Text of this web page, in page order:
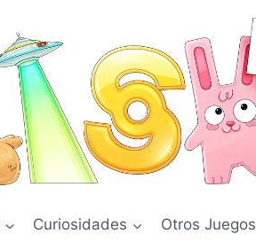
Curiosidades Otros Juegos